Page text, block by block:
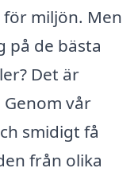
miljön. Men
på de bästa
Det är
vår
smidigt få
från olika